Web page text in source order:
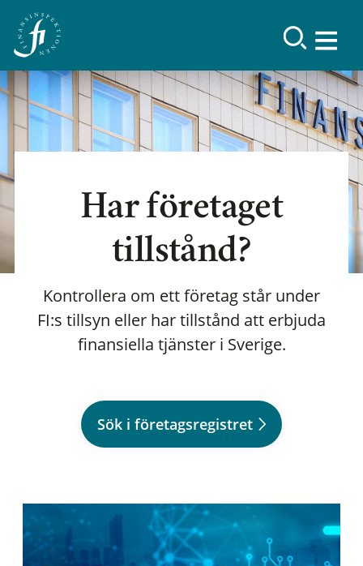
Har företaget
tillstånd?
Kontrollera om ett företag står under
FI:s tillsyn eller har tillstånd att erbjuda
finansiella tjänster i Sverige.
Sök i företagsregistret